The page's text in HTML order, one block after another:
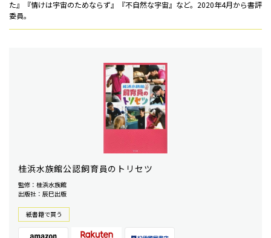
た』『情けは宇宙のためならず』『不自然な宇宙』など。2020年4月から書評
委員。
桂浜水族館公認飼育員のトリセツ
監修：桂浜水族館
出版社：辰巳出版
紙書籍で買う